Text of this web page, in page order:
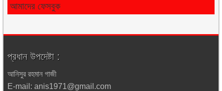
আমাদের ফেসবুক
প্রধান উপদেষ্টা :
আনিসুর রহমান গাজী
E-mail: anis1971@gmail.com